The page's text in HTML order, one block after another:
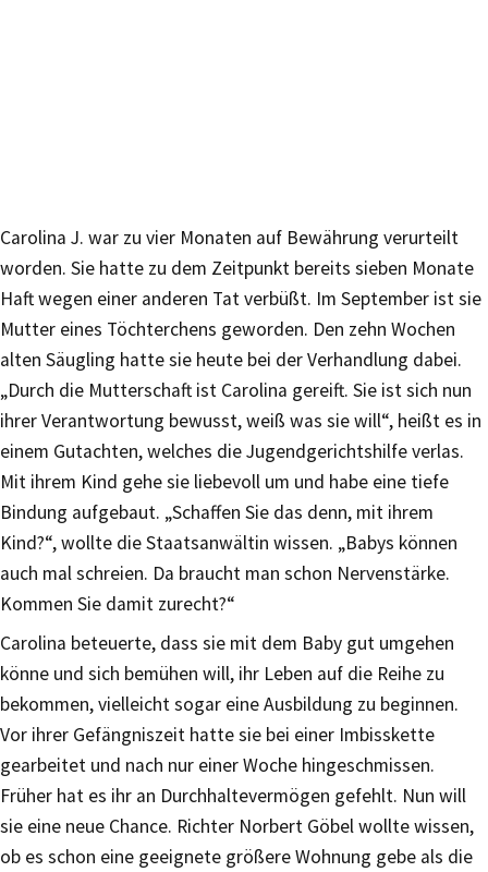
Carolina J. war zu vier Monaten auf Bewährung verurteilt
worden. Sie hatte zu dem Zeitpunkt bereits sieben Monate
Haft wegen einer anderen Tat verbüßt. Im September ist sie
Mutter eines Töchterchens geworden. Den zehn Wochen
alten Säugling hatte sie heute bei der Verhandlung dabei.
„Durch die Mutterschaft ist Carolina gereift. Sie ist sich nun
ihrer Verantwortung bewusst, weiß was sie will“, heißt es in
einem Gutachten, welches die Jugendgerichtshilfe verlas.
Mit ihrem Kind gehe sie liebevoll um und habe eine tiefe
Bindung aufgebaut. „Schaffen Sie das denn, mit ihrem
Kind?“, wollte die Staatsanwältin wissen. „Babys können
auch mal schreien. Da braucht man schon Nervenstärke.
Kommen Sie damit zurecht?“
Carolina beteuerte, dass sie mit dem Baby gut umgehen
könne und sich bemühen will, ihr Leben auf die Reihe zu
bekommen, vielleicht sogar eine Ausbildung zu beginnen.
Vor ihrer Gefängniszeit hatte sie bei einer Imbisskette
gearbeitet und nach nur einer Woche hingeschmissen.
Früher hat es ihr an Durchhaltevermögen gefehlt. Nun will
sie eine neue Chance. Richter Norbert Göbel wollte wissen,
ob es schon eine geeignete größere Wohnung gebe als die